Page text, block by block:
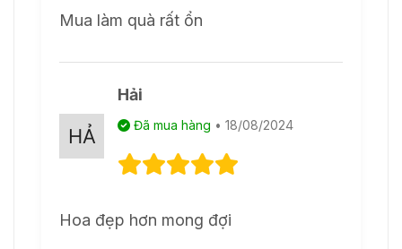
Mua làm quà rất ổn
Hải
Đã mua hàng • 18/08/2024
Hoa đẹp hơn mong đợi